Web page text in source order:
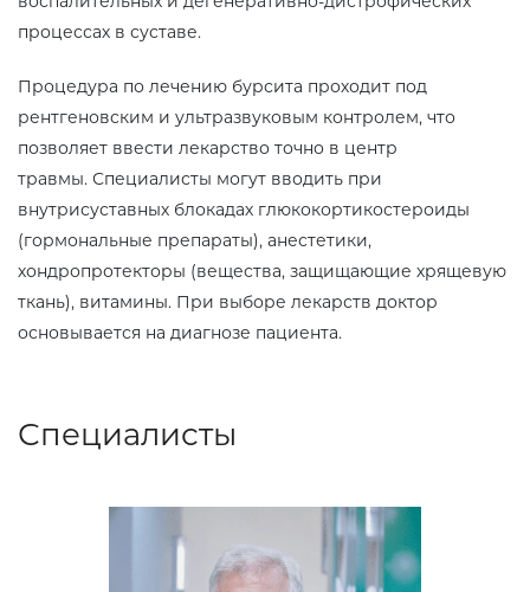
процессах в суставе.
Процедура по лечению бурсита проходит под
рентгеновским и ультразвуковым контролем, что
позволяет ввести лекарство точно в центр
травмы. Специалисты могут вводить при
внутрисуставных блокадах глюкокортикостероиды
(гормональные препараты), анестетики,
хондропротекторы (вещества, защищающие хрящевую
ткань), витамины. При выборе лекарств доктор
основывается на диагнозе пациента.
Специалисты